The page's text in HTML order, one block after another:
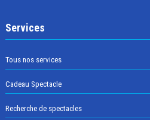
Services
Tous nos services
Cadeau Spectacle
Recherche de spectacles